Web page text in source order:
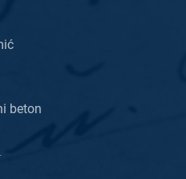
beton